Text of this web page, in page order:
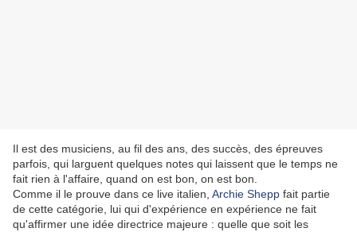
Il est des musiciens, au fil des ans, des succès, des épreuves
parfois, qui larguent quelques notes qui laissent que le temps ne
fait rien à l'affaire, quand on est bon, on est bon.
Comme il le prouve dans ce live italien, Archie Shepp fait partie
de cette catégorie, lui qui d'expérience en expérience ne fait
qu'affirmer une idée directrice majeure : quelle que soit les